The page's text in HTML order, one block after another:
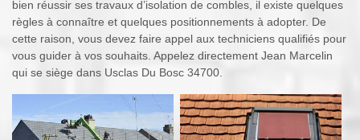
bien réussir ses travaux d’isolation de combles, il existe quelques
règles à connaître et quelques positionnements à adopter. De
cette raison, vous devez faire appel aux techniciens qualifiés pour
vous guider à vos souhaits. Appelez directement Jean Marcelin
qui se siège dans Usclas Du Bosc 34700.